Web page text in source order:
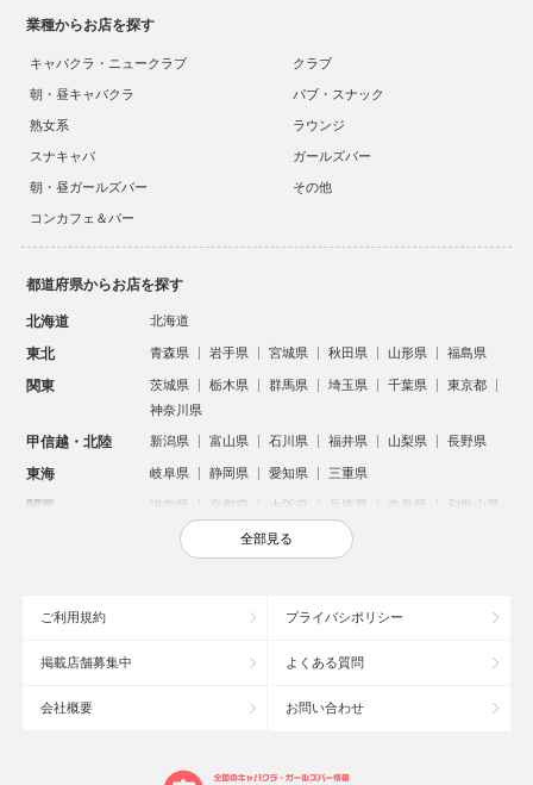
業種からお店を探す
キャバクラ・ニュークラブ
クラブ
朝・昼キャバクラ
パブ・スナック
熟女系
ラウンジ
スナキャバ
ガールズバー
朝・昼ガールズバー
その他
コンカフェ＆バー
都道府県からお店を探す
北海道 北海道
東北 青森県 岩手県 宮城県 秋田県 山形県 福島県
関東 茨城県 栃木県 群馬県 埼玉県 千葉県
東京都
神奈川県
甲信越・北陸 新潟県 富山県 石川県 福井県 山梨県 長野県
東海 岐阜県 静岡県 愛知県 三重県
関西 滋賀県 京都府 大阪府 兵庫県 奈良県 和歌山県
鳥取県 島根県 岡山県 広島県
沖縄県
全部見る
ご利用規約 プライバシポリシー
掲載店舗募集中 よくある質問
会社概要 お問い合わせ